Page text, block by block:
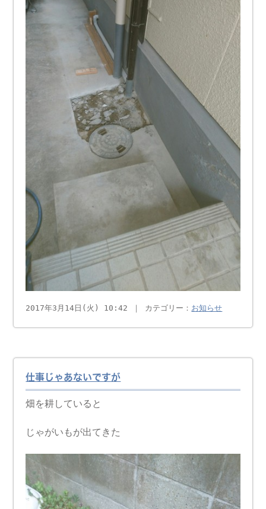
2017年3月14日(火) 10:42 ｜ カテゴリー： お知らせ
仕事じゃあないですが
畑を耕していると
じゃがいもが出てきた